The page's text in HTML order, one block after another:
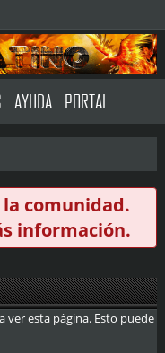
AYUDA PORTAL
comunidad.
información.
ver esta página. Esto puede